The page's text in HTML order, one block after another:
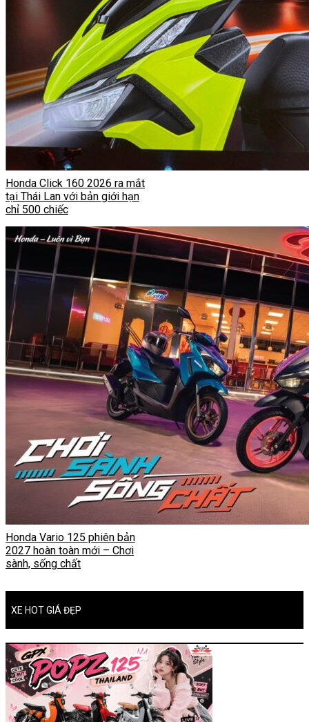
Honda Click 160 2026 ra mắt
tại Thái Lan với bản giới hạn
chỉ 500 chiếc
Honda Vario 125 phiên bản
2027 hoàn toàn mới – Chơi
sành, sống chất
XE HOT GIÁ ĐẸP